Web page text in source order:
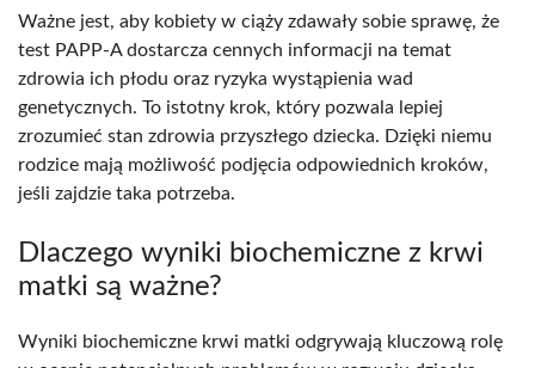
Ważne jest, aby kobiety w ciąży zdawały sobie sprawę, że
test PAPP-A dostarcza cennych informacji na temat
zdrowia ich płodu oraz ryzyka wystąpienia wad
genetycznych. To istotny krok, który pozwala lepiej
zrozumieć stan zdrowia przyszłego dziecka. Dzięki niemu
rodzice mają możliwość podjęcia odpowiednich kroków,
jeśli zajdzie taka potrzeba.
Dlaczego wyniki biochemiczne z krwi
matki są ważne?
Wyniki biochemiczne krwi matki odgrywają kluczową rolę